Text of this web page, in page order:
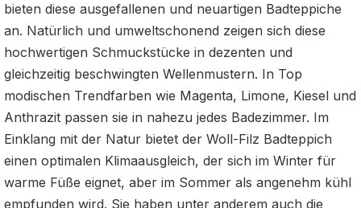
bieten diese ausgefallenen und neuartigen Badteppiche
an. Natürlich und umweltschonend zeigen sich diese
hochwertigen Schmuckstücke in dezenten und
gleichzeitig beschwingten Wellenmustern. In Top
modischen Trendfarben wie Magenta, Limone, Kiesel und
Anthrazit passen sie in nahezu jedes Badezimmer. Im
Einklang mit der Natur bietet der Woll-Filz Badteppich
einen optimalen Klimaausgleich, der sich im Winter für
warme Füße eignet, aber im Sommer als angenehm kühl
empfunden wird. Sie haben unter anderem auch die